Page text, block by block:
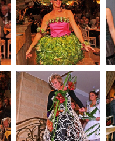
254_l Nivelles –
Autour de l Absinthe
260_l Hesbaye-
Condroz – Hot
Chocolate